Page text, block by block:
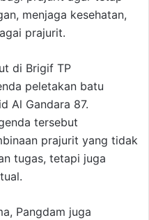
menjaga kesehatan,
prajurit.
di Brigif TP
peletakan batu
Al Gandara 87.
tersebut
prajurit yang tidak
tugas, tetapi juga
Pangdam juga